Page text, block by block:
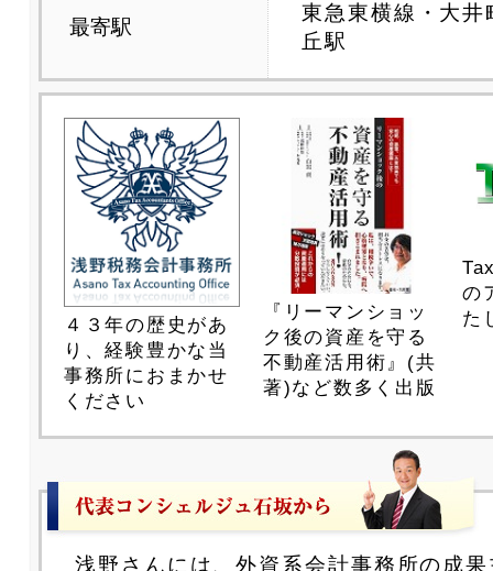
最寄駅
東急東横線・大井
丘駅
４３年の歴史があ
り、経験豊かな当
事務所におまかせ
ください
『リーマンショッ
ク後の資産を守る
不動産活用術』(共
著)など数多く出版
の
た
浅野さんには、外資系会計事務所の成